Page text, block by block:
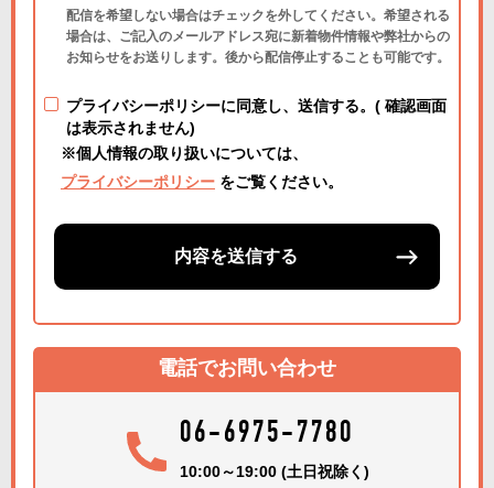
配信を希望しない場合はチェックを外してください。希望される
場合は、ご記入のメールアドレス宛に新着物件情報や弊社からの
お知らせをお送りします。後から配信停止することも可能です。
プライバシーポリシーに同意し、送信する。( 確認画面
は表示されません)
※個人情報の取り扱いについては、
プライバシーポリシー をご覧ください。
内容を送信する
電話でお問い合わせ
06-6975-7780
10:00～19:00 (土日祝除く)